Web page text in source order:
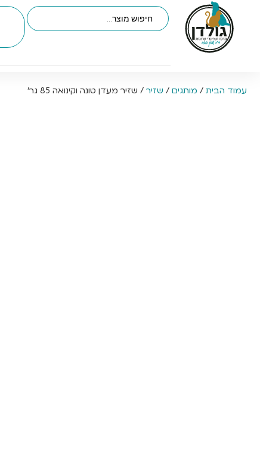
עמוד הבית / מותגים / שזיר / שזיר מעדן טונה וקינואה 85 גר’